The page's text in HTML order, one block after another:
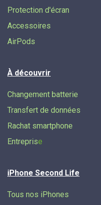
Protection d'écran
Accessoires
AirPods
À découvrir
Changement batterie
Transfert de données​
Rachat smartphone
Entreprise
iPhone Second Life
Tous nos iPhones